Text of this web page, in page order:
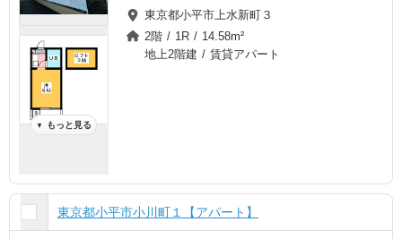
▼ もっと見る
東京都小平市上水新町３
2階 / 1R / 14.58m²
地上2階建 / 賃貸アパート
東京都小平市小川町１【アパート】